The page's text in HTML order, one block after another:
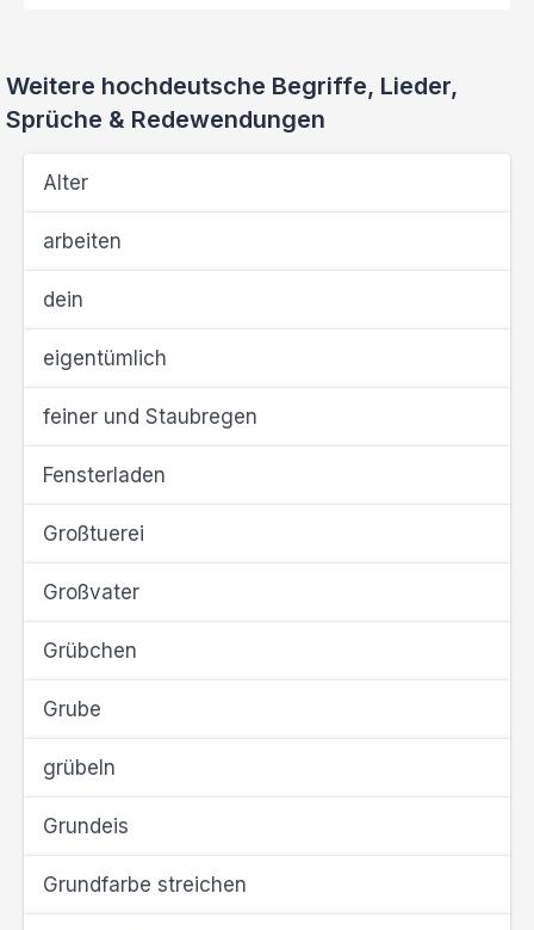
Weitere hochdeutsche Begriffe, Lieder,
Sprüche & Redewendungen
Alter
arbeiten
dein
eigentümlich
feiner und Staubregen
Fensterladen
Großtuerei
Großvater
Grübchen
Grube
grübeln
Grundeis
Grundfarbe streichen